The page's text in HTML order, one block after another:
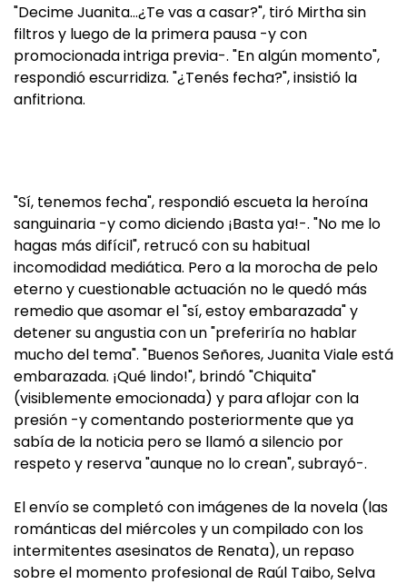
"Decime Juanita…¿Te vas a casar?", tiró Mirtha sin
filtros y luego de la primera pausa -y con
promocionada intriga previa-. "En algún momento",
respondió escurridiza. "¿Tenés fecha?", insistió la
anfitriona.
"Sí, tenemos fecha", respondió escueta la heroína
sanguinaria -y como diciendo ¡Basta ya!-. "No me lo
hagas más difícil", retrucó con su habitual
incomodidad mediática. Pero a la morocha de pelo
eterno y cuestionable actuación no le quedó más
remedio que asomar el "sí, estoy embarazada" y
detener su angustia con un "preferiría no hablar
mucho del tema". "Buenos Señores, Juanita Viale está
embarazada. ¡Qué lindo!", brindó "Chiquita"
(visiblemente emocionada) y para aflojar con la
presión -y comentando posteriormente que ya
sabía de la noticia pero se llamó a silencio por
respeto y reserva "aunque no lo crean", subrayó-.
El envío se completó con imágenes de la novela (las
románticas del miércoles y un compilado con los
intermitentes asesinatos de Renata), un repaso
sobre el momento profesional de Raúl Taibo, Selva